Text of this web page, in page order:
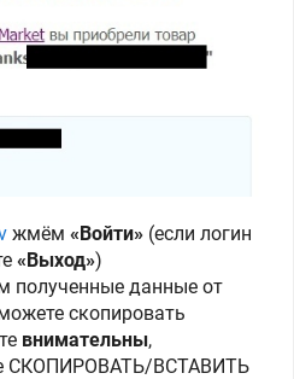
жмём «Войти» (если логин
«Выход»)
полученные данные от
скопировать
внимательны,
СКОПИРОВАТЬ/ВСТАВИТЬ